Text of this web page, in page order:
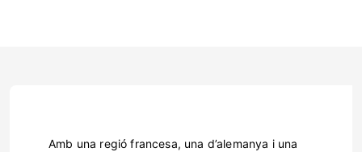
Amb una regió francesa, una d’alemanya i una